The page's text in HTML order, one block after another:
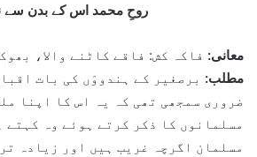
روحِ محمد اس کے بدن سے
معانی: فاکہ کش: فاقے کاٹنے والا،
مطلب: برصغیر کے ہندووَں کی بات
ضروری سمجھی تھی کہ یہ اس کا اپنا
مسلمانوں کا ذکر کرتے ہوئے وہ کہتے
مسلمان اگرچہ غریب ہیں اور زیادہ